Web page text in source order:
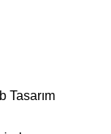
Tasarım